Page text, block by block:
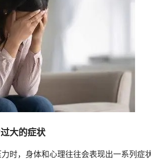
大的症状
，身体和心理往往会表现出一系列症